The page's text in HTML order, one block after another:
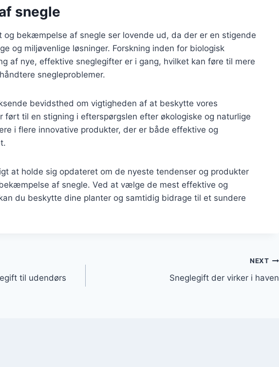
snegle
og bekæmpelse af snegle ser lovende ud, da der er en stigende
og miljøvenlige løsninger. Forskning inden for biologisk
af nye, effektive sneglegifter er i gang, hvilket kan føre til mere
snegleproblemer.
bevidsthed om vigtigheden af at beskytte vores
ført til en stigning i efterspørgslen efter økologiske og naturlige
i flere innovative produkter, der er både effektive og
at holde sig opdateret om de nyeste tendenser og produkter
af snegle. Ved at vælge de mest effektive og
du beskytte dine planter og samtidig bidrage til et sundere
til udendørs
NEXT
Sneglegift der virker i haven